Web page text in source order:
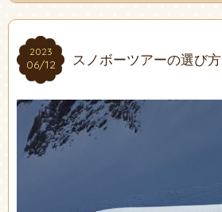
2023
06/12
2023
06/12 スノボーツアーの選び方